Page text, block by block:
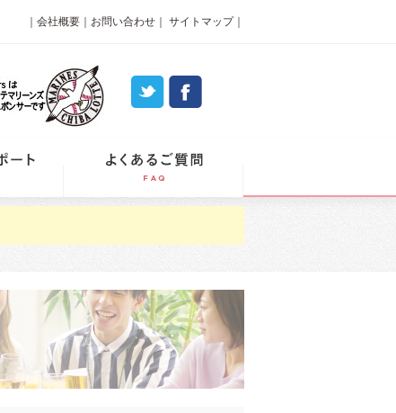
会社概要 お問い合わせ サイトマップ｜